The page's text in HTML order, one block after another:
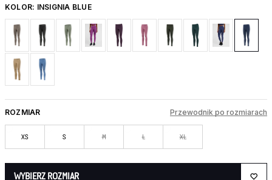
KOLOR: INSIGNIA BLUE
ROZMIAR Przewodnik po rozmiarach
XS S M L XL
WYBIERZ ROZMIAR